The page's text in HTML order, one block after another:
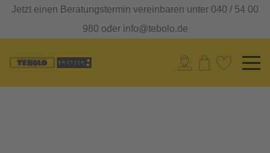
Jetzt einen Beratungstermin vereinbaren unter 040 / 54 00
980 oder info@tebolo.de